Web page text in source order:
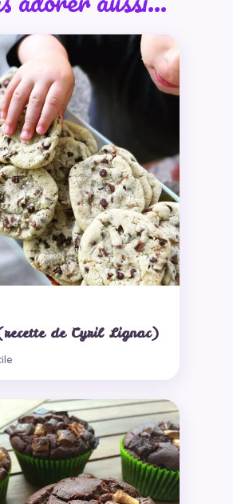
de Cyril Lignac)